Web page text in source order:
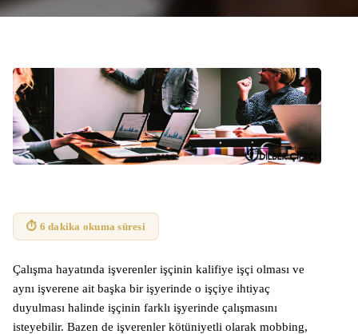
⏱ 6 dakika okuma süresi
Çalışma hayatında işverenler işçinin kalifiye işçi olması ve
aynı işverene ait başka bir işyerinde o işçiye ihtiyaç
duyulması halinde işçinin farklı işyerinde çalışmasını
isteyebilir. Bazen de işverenler kötüniyetli olarak mobbing,